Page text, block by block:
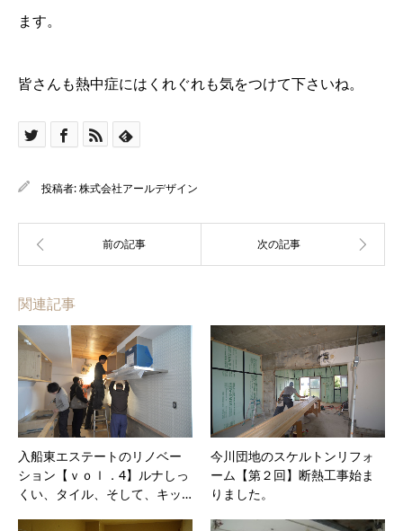
ます。
皆さんも熱中症にはくれぐれも気をつけて下さいね。
投稿者:株式会社アールデザイン
関連記事
入船東エステートのリノベー
ション【ｖｏｌ．4】ルナしっ
くい、タイル、そして、キッ…
今川団地のスケルトンリフォ
ーム【第２回】断熱工事始ま
りました。